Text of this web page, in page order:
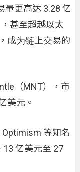
量更高达 3.28 亿
甚至超越以太
成为链上交易的
（MNT），市
美元。
等知名
13 亿美元至 27